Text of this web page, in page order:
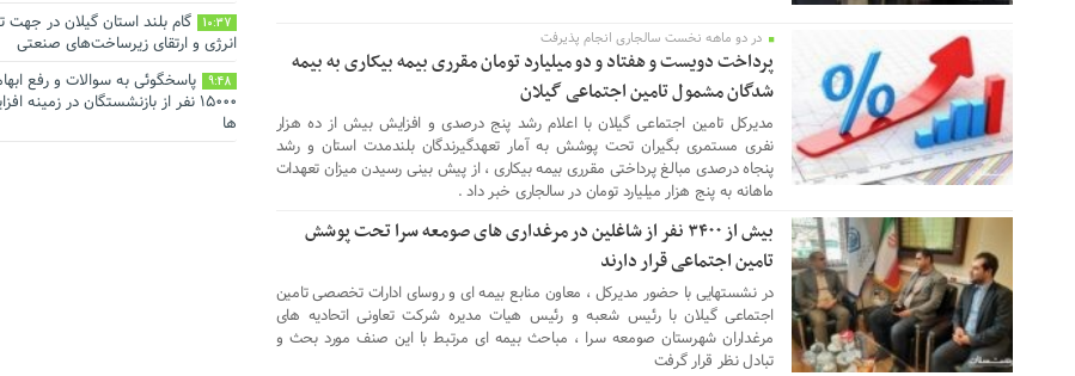
در دو ماهه نخست سالجاری انجام پذیرفت
پرداخت دویست و هفتاد و دو میلیارد تومان مقرری بیمه بیکاری به بیمه
شدگان مشمول تامین اجتماعی گیلان
مدیرکل تامین اجتماعی گیلان با اعلام رشد پنج درصدی و افزایش بیش از ده هزار
نفری مستمری بگیران تحت پوشش به آمار تعهدگیرندگان بلندمدت استان و رشد
پنجاه درصدی مبالغ پرداختی مقرری بیمه بیکاری ، از پیش بینی رسیدن میزان تعهدات
ماهانه به پنج هزار میلیارد تومان در سالجاری خبر داد .
بیش از ۳۴۰۰ نفر از شاغلین در مرغداری های صومعه سرا تحت پوشش
تامین اجتماعی قرار دارند
در نشستهایی با حضور مدیرکل ، معاون منابع بیمه ای و روسای ادارات تخصصی تامین
اجتماعی گیلان با رئیس شعبه و رئیس هیات مدیره شرکت تعاونی اتحادیه های
مرغداران شهرستان صومعه سرا ، مباحث بیمه ای مرتبط با این صنف مورد بحث و
تبادل نظر قرار گرفت
10:37
گام بلند استان گیلان در
انرژی و ارتقای زیرساخت‌های صنعتی
9:48
پاسخگوئی به سوالات و رفع
۱۵۰۰۰ نفر از بازنشستگان در
ها